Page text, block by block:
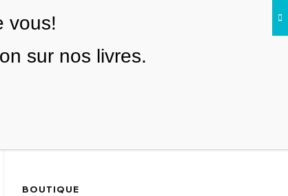
BOUTIQUE
vous!
sur nos livres.